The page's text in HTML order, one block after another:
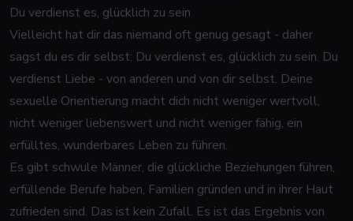
Du verdienst es, glücklich zu sein
Vielleicht hat dir das niemand oft genug gesagt - daher
sagst du es dir selbst: Du verdienst es, glücklich zu sein. Du
verdienst Liebe - von anderen und von dir selbst. Deine
sexuelle Orientierung macht dich nicht weniger wertvoll,
nicht weniger liebenswert und nicht weniger fähig, ein
erfülltes, wunderbares Leben zu führen.
Es gibt schwule Männer, die glückliche Beziehungen führen,
erfüllende Berufe haben, Familien gründen und in ihrer Haut
zufrieden sind. Das ist kein Zufall. Es ist das Ergebnis von